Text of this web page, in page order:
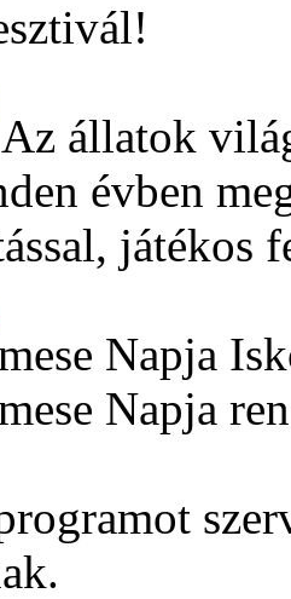
állatok
évben
játékos
Napja
Napja